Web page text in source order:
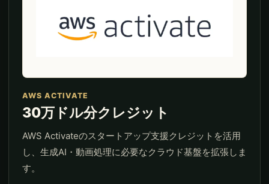
AWS ACTIVATE
30万ドル分クレジット
AWS Activateのスタートアップ支援クレジットを活用
し、生成AI・動画処理に必要なクラウド基盤を拡張しま
す。